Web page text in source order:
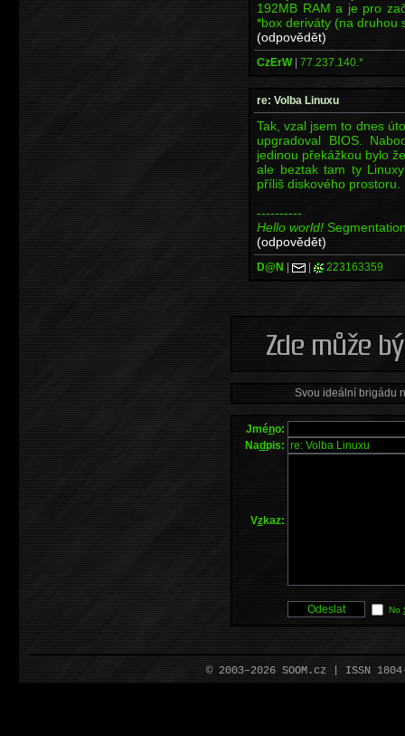
192MB RAM a je pro
*box deriváty (na druhou
(odpovědět)
CzErW| 77.237.140.*
re: Volba Linuxu
Tak, vzal jsem to dnes
upgradoval BIOS.
jedinou překážkou bylo
ale beztak tam ty
příliš diskového prostoru.
----------
Hello world!
(odpovědět)
D@N | | 223163359
Svou ideální brigádu
Jméno:
Nadpis:
Vzkaz:
No
© 2003–2026 SOOM.cz | ISSN